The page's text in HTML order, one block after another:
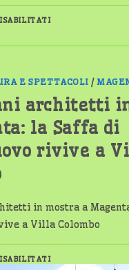
SU
E
VILLAGGIO
IN
MOSTRA
A
VILLA
COLOMBO
E SPETTACOLI /
architetti
la Saffa di
rivive a
in mostra a
a Villa Colombo
SU